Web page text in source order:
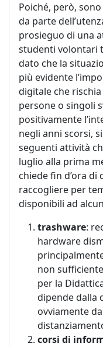
Poiché, però,
da parte
prosieguo di una
studenti volontari
dato che la
più evidente
digitale che
persone o singoli
positivamente
negli anni scorsi,
seguenti attività
luglio alla prima
chiede fin d’ora di
raccogliere per
disponibili ad
trashware:
hardware
non
per la
dipende dalla
ovviamente
corsi di